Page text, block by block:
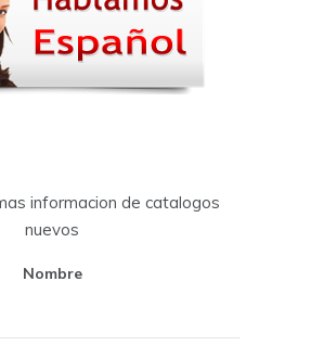
informacion de catalogos
nuevos
Nombre